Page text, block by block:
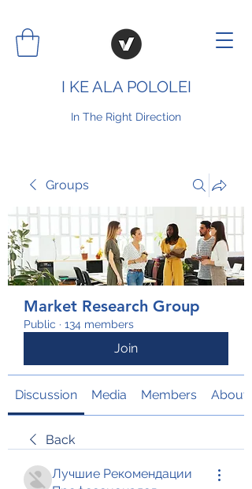
I KE ALA POLOLEI
In The Right Direction
Groups
Market Research Group
Public · 134 members
Join
Discussion Media Members About
Back
Лучшие Рекомендации